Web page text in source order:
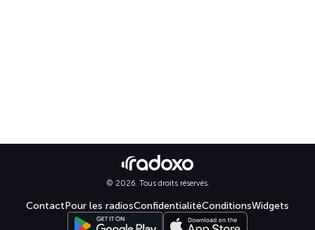
© 2026. Tous droits réservés.
ContactPour les radiosConfidentialitéConditionsWidgets